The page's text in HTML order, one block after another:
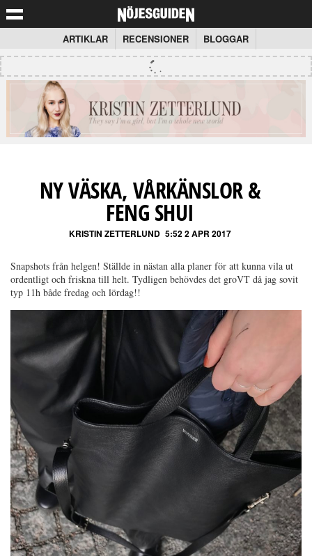
ARTIKLAR RECENSIONER BLOGGAR
NY VÄSKA, VÅRKÄNSLOR &
FENG SHUI
KRISTIN ZETTERLUND 5:52 2 APR 2017
Snapshots från helgen! Ställde in nästan alla planer för att kunna vila ut
ordentligt och friskna till helt. Tydligen behövdes det groVT då jag sovit
typ 11h både fredag och lördag!!